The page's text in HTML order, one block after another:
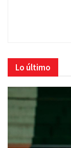
Lo último